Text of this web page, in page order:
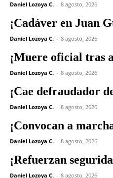
Daniel Lozoya C. - 8 agosto, 2026
¡Cadáver en Juan
Daniel Lozoya C. - 8 agosto, 2026
¡Muere oficial tras
Daniel Lozoya C. - 8 agosto, 2026
¡Cae defraudador
Daniel Lozoya C. - 8 agosto, 2026
¡Convocan a
Daniel Lozoya C. - 8 agosto, 2026
¡Refuerzan
Daniel Lozoya C. - 8 agosto, 2026